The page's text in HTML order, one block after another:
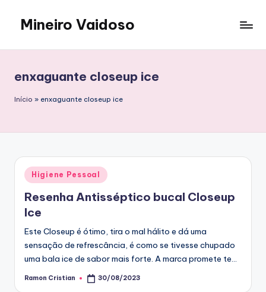
content
Mineiro Vaidoso
e
Resenhas
enxaguante closeup ice
Início » enxaguante closeup ice
Posted
in
Higiene Pessoal
Resenha Antisséptico bucal Closeup
Ice
Este Closeup é ótimo, tira o mal hálito e dá uma
sensação de refrescância, é como se tivesse chupado
uma bala ice de sabor mais forte. A marca promete te…
Posted
Ramon Cristian 30/08/2023